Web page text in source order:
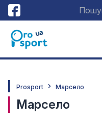
Prosport Марсело
Марсело